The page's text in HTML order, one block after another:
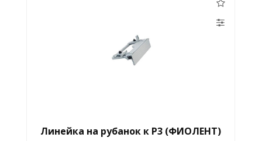
Линейка на рубанок к Р3 (ФИОЛЕНТ)